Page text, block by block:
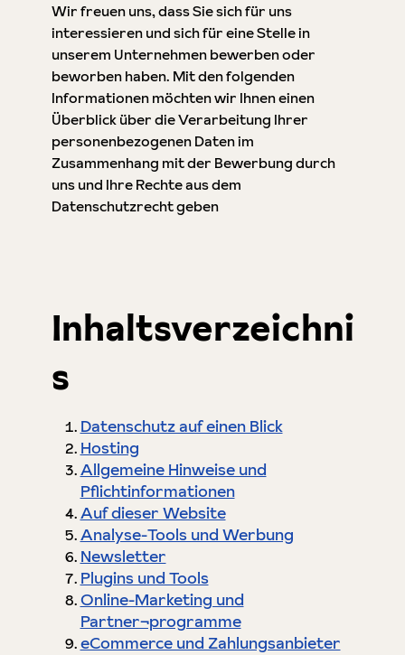
Wir freuen uns, dass Sie sich für uns
interessieren und sich für eine Stelle in
unserem Unternehmen bewerben oder
beworben haben. Mit den folgenden
Informationen möchten wir Ihnen einen
Überblick über die Verarbeitung Ihrer
personenbezogenen Daten im
Zusammenhang mit der Bewerbung durch
uns und Ihre Rechte aus dem
Datenschutzrecht geben
Inhaltsverzeichni
s
Datenschutz auf einen Blick
Hosting
Allgemeine Hinweise und
Pflichtinformationen
Auf dieser Website
Analyse-Tools und Werbung
Newsletter
Plugins und Tools
Online-Marketing und
Partner¬programme
eCommerce und Zahlungsanbieter